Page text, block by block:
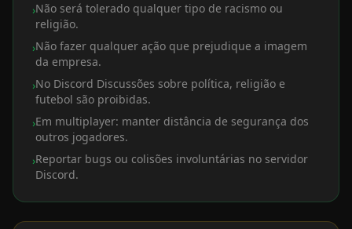
›Não será tolerado qualquer tipo de racismo ou
religião.
›Não fazer qualquer ação que prejudique a imagem
da empresa.
›No Discord Discussões sobre política, religião e
futebol são proibidas.
›Em multiplayer: manter distância de segurança dos
outros jogadores.
›Reportar bugs ou colisões involuntárias no servidor
Discord.